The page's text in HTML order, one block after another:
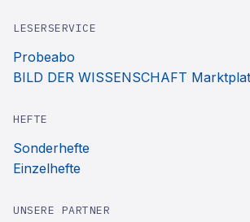
LESERSERVICE
Probeabo
BILD DER WISSENSCHAFT
HEFTE
Sonderhefte
Einzelhefte
UNSERE PARTNER